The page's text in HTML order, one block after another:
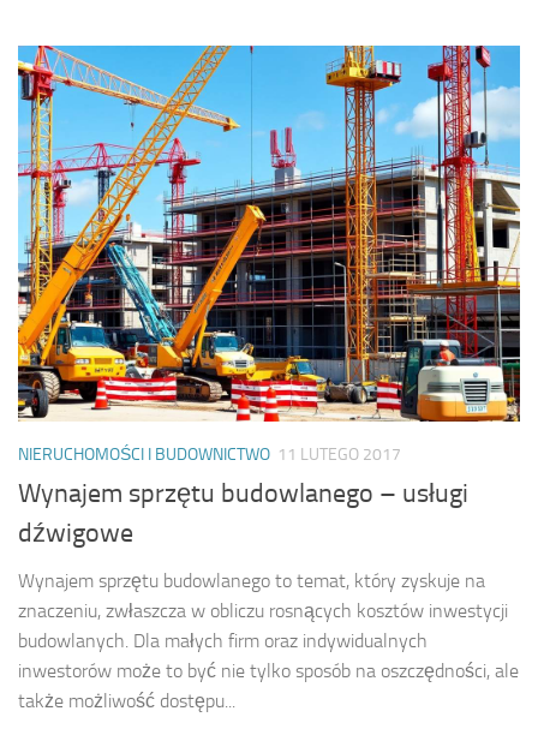
NIERUCHOMOŚCI I BUDOWNICTWO 11 LUTEGO 2017
Wynajem sprzętu budowlanego – usługi
dźwigowe
Wynajem sprzętu budowlanego to temat, który zyskuje na
znaczeniu, zwłaszcza w obliczu rosnących kosztów inwestycji
budowlanych. Dla małych firm oraz indywidualnych
inwestorów może to być nie tylko sposób na oszczędności, ale
także możliwość dostępu...